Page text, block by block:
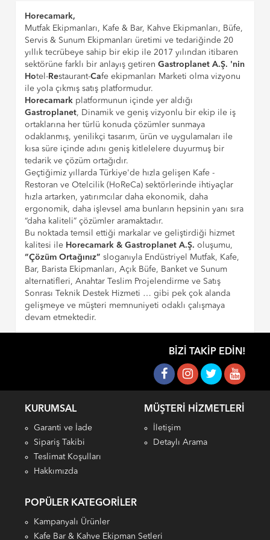
Horecamark,
Mutfak Ekipmanları, Kafe & Bar, Kahve Ekipmanları, Büfe,
Servis & Sunum Ekipmanları üretimi ve tedariğinde 20
yıllık tecrübeye sahip bir ekip ile 2017 yılından itibaren
sektörüne farklı bir anlayış getirenGastroplanet A.Ş. 'nin
Hotel-Restaurant-Cafe ekipmanları Marketi olma vizyonu
ile yola çıkmış satış platformudur.
Horecamark platformunun içinde yer aldığı
Gastroplanet, Dinamik ve geniş vizyonlu bir ekip ile iş
ortaklarına her türlü konuda çözümler sunmaya
odaklanmış, yenilikçi tasarım, ürün ve uygulamaları ile
kısa süre içinde adını geniş kitlelelere duyurmuş bir
tedarik ve çözüm ortağıdır.
Geçtiğimiz yıllarda Türkiye'de hızla gelişen Kafe -
Restoran ve Otelcilik (HoReCa) sektörlerinde ihtiyaçlar
hızla artarken, yatırımcılar daha ekonomik, daha
ergonomik, daha işlevsel ama bunların hepsinin yanı sıra
“daha kaliteli” çözümler aramaktadır.
Bu noktada temsil ettiği markalar ve geliştirdiği hizmet
kalitesi ile Horecamark & Gastroplanet A.Ş. oluşumu,
“Çözüm Ortağınız” sloganıyla Endüstriyel Mutfak, Kafe,
Bar, Barista Ekipmanları, Açık Büfe, Banket ve Sunum
alternatifleri, Anahtar Teslim Projelendirme ve Satış
Sonrası Teknik Destek Hizmeti … gibi pek çok alanda
gelişmeye ve müşteri memnuniyeti odaklı çalışmaya
devam etmektedir.
BIZI TAKIP EDIN!
KURUMSAL
Garanti ve İade
Sipariş Takibi
Teslimat Koşulları
Hakkımızda
MÜŞTERI HIZMETLERI
İletişim
Detaylı Arama
POPÜLER KATEGORILER
Kampanyalı Ürünler
Kafe Bar & Kahve Ekipman Setleri